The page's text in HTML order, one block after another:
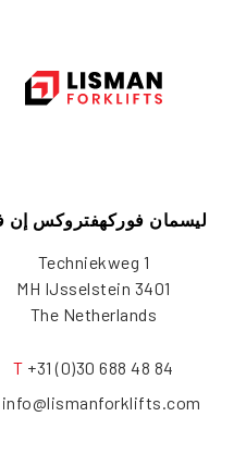
ليسمان فوركهفتروكس إن
Techniekweg 1
3401 MH IJsselstein
The Netherlands
T +31 (0)30 688 48 84
info@lismanforklifts.com